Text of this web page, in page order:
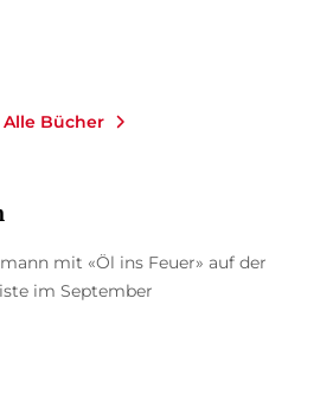
Alle Bücher
mit «Öl ins Feuer» auf der
im September